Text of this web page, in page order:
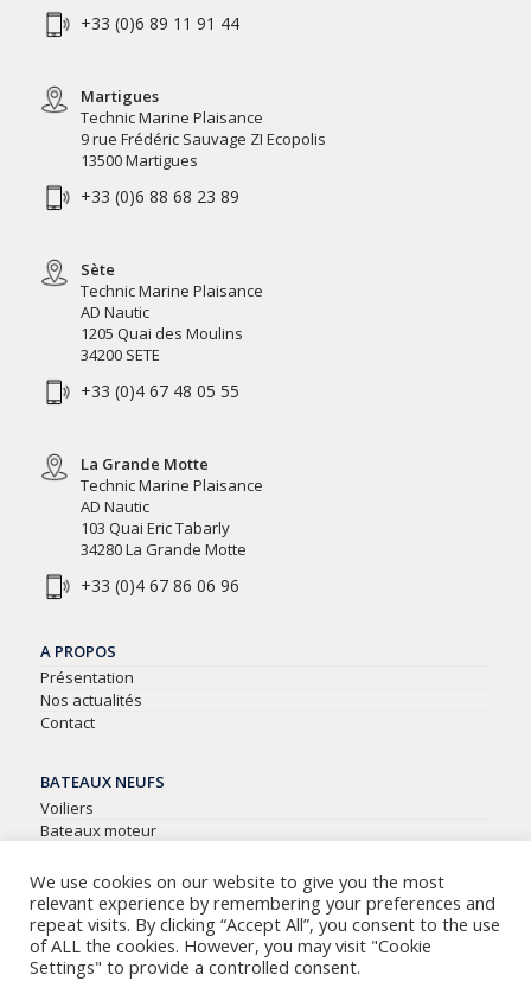
+33 (0)6 89 11 91 44
Martigues
Technic Marine Plaisance
9 rue Frédéric Sauvage ZI Ecopolis
13500 Martigues
+33 (0)6 88 68 23 89
Sète
Technic Marine Plaisance
AD Nautic
1205 Quai des Moulins
34200 SETE
+33 (0)4 67 48 05 55
La Grande Motte
Technic Marine Plaisance
AD Nautic
103 Quai Eric Tabarly
34280 La Grande Motte
+33 (0)4 67 86 06 96
A PROPOS
Présentation
Nos actualités
Contact
BATEAUX NEUFS
Voiliers
Bateaux moteur
BATEAUX D’OCCASIONS
Tous nos bateaux d’occasion
We use cookies on our website to give you the most
relevant experience by remembering your preferences and
repeat visits. By clicking “Accept All”, you consent to the use
of ALL the cookies. However, you may visit "Cookie
Settings" to provide a controlled consent.